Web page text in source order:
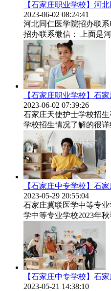
【石家庄职业学校】河
2023-06-02 08:24:41
河北同仁医学院招办联
招办联系微信： 上面是
【石家庄职业学校】石
2023-06-02 07:39:26
石家庄天使护士学校招
学校招生情况了解的很
【石家庄中专学校】石
2023-05-29 20:55:04
石家庄冀联医学中等专
学中等专业学校2023年
【石家庄中专学校】石
2023-05-21 14:38:10